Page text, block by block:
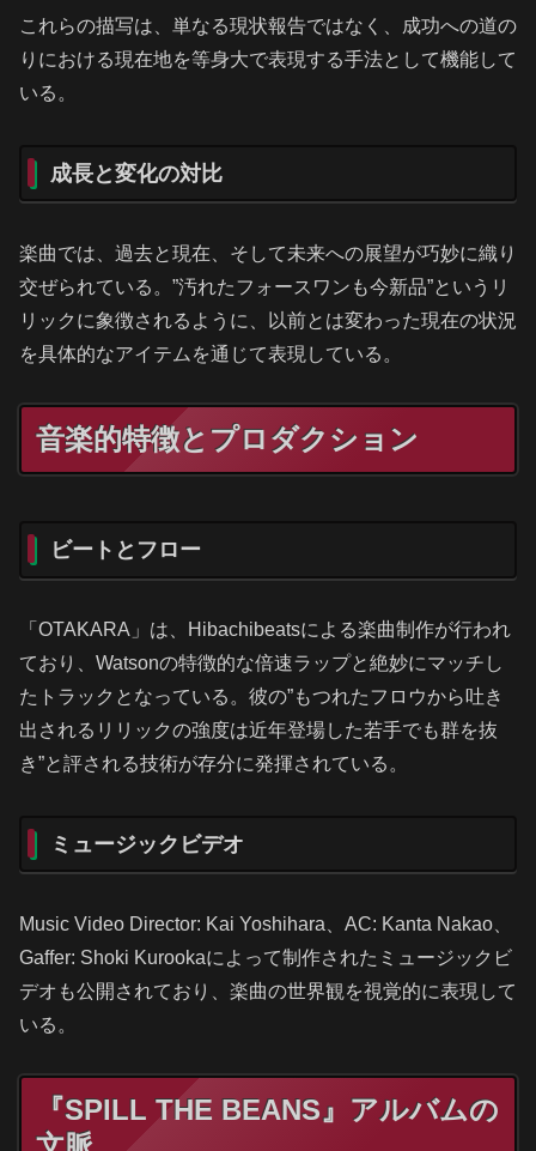
これらの描写は、単なる現状報告ではなく、成功への道の
りにおける現在地を等身大で表現する手法として機能して
いる。
成長と変化の対比
楽曲では、過去と現在、そして未来への展望が巧妙に織り
交ぜられている。”汚れたフォースワンも今新品”というリ
リックに象徴されるように、以前とは変わった現在の状況
を具体的なアイテムを通じて表現している。
音楽的特徴とプロダクション
ビートとフロー
「OTAKARA」は、Hibachibeatsによる楽曲制作が行われ
ており、Watsonの特徴的な倍速ラップと絶妙にマッチし
たトラックとなっている。彼の”もつれたフロウから吐き
出されるリリックの強度は近年登場した若手でも群を抜
き”と評される技術が存分に発揮されている。
ミュージックビデオ
Music Video Director: Kai Yoshihara、AC: Kanta Nakao、
Gaffer: Shoki Kurookaによって制作されたミュージックビ
デオも公開されており、楽曲の世界観を視覚的に表現して
いる。
『SPILL THE BEANS』アルバムの